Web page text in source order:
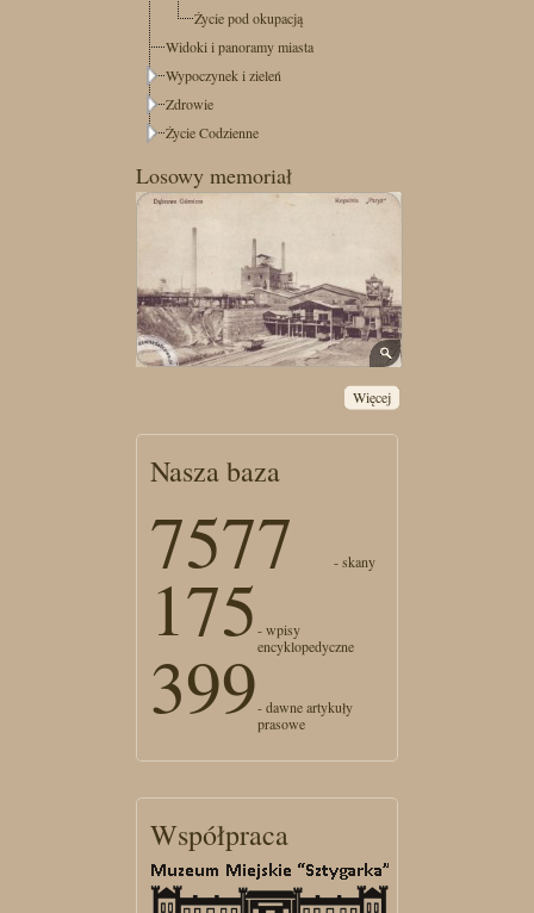
Życie pod okupacją
Widoki i panoramy miasta
Wypoczynek i zieleń
Zdrowie
Życie Codzienne
Losowy memoriał
Więcej
Nasza baza
7577 - skany
175- wpisy
encyklopedyczne
399- dawne artykuły
prasowe
Współpraca